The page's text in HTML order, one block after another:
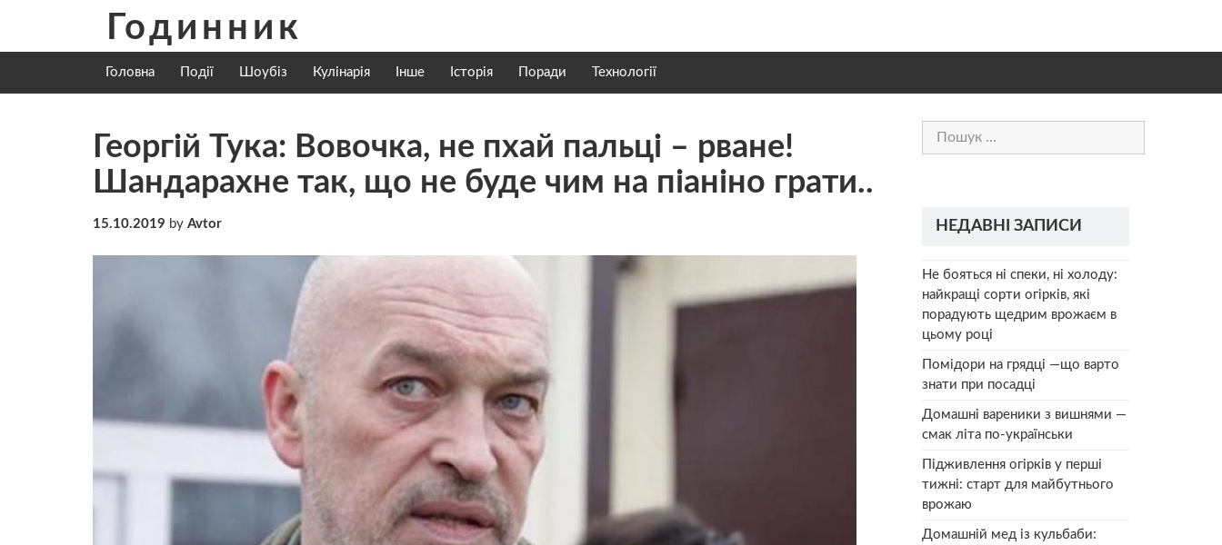
content
Годинник
Головна Події Шоубіз Кулінарія Інше Історія Поради Технології
Георгій Тука: Вовочка, не пхай пальці – рване!
Шандарахне так, що не буде чим на піаніно грати..
15.10.2019 by Avtor
Пошук:
НЕДАВНІ ЗАПИСИ
Не бояться ні спеки, ні холоду:
найкращі сорти огірків, які
порадують щедрим врожаєм в
цьому році
Помідори на грядці —що варто
знати при посадці
Домашні вареники з вишнями —
смак літа по-українськи
Підживлення огірків у перші
тижні: старт для майбутнього
врожаю
Домашній мед із кульбаби: